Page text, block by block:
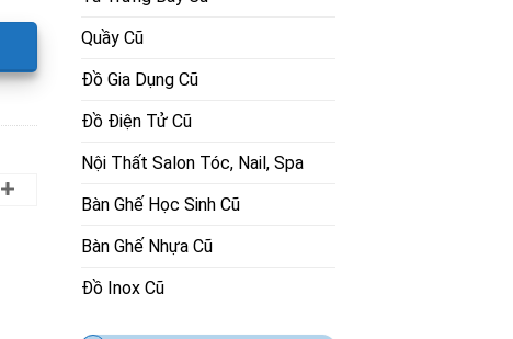
Quầy Cũ
Đồ Gia Dụng Cũ
Đồ Điện Tử Cũ
Nội Thất Salon Tóc, Nail, Spa
Bàn Ghế Học Sinh Cũ
Bàn Ghế Nhựa Cũ
Đồ Inox Cũ